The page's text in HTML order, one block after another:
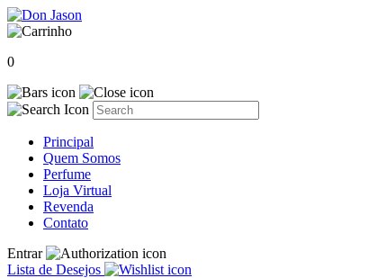
0
Principal
Quem Somos
Perfume
Loja Virtual
Revenda
Contato
Entrar
Lista de Desejos